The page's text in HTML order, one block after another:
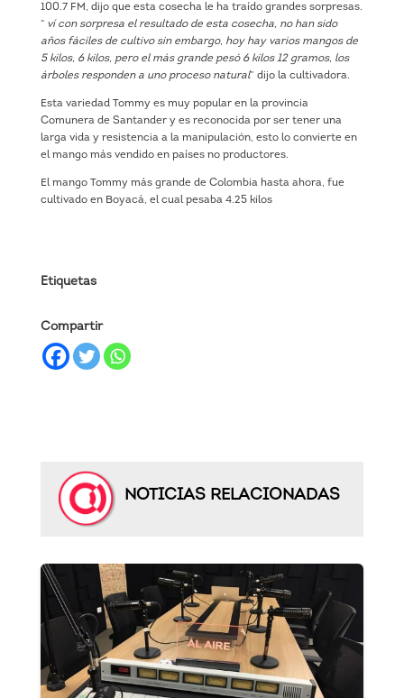
100.7 FM, dijo que esta cosecha le ha traído grandes sorpresas.
“ ví con sorpresa el resultado de esta cosecha, no han sido
años fáciles de cultivo sin embargo, hoy hay varios mangos de
5 kilos, 6 kilos, pero el más grande pesó 6 kilos 12 gramos, los
árboles responden a uno proceso natural” dijo la cultivadora.
Esta variedad Tommy es muy popular en la provincia
Comunera de Santander y es reconocida por ser tener una
larga vida y resistencia a la manipulación, esto lo convierte en
el mango más vendido en países no productores.
El mango Tommy más grande de Colombia hasta ahora, fue
cultivado en Boyacá, el cual pesaba 4.25 kilos
Etiquetas
Compartir
NOTICIAS RELACIONADAS